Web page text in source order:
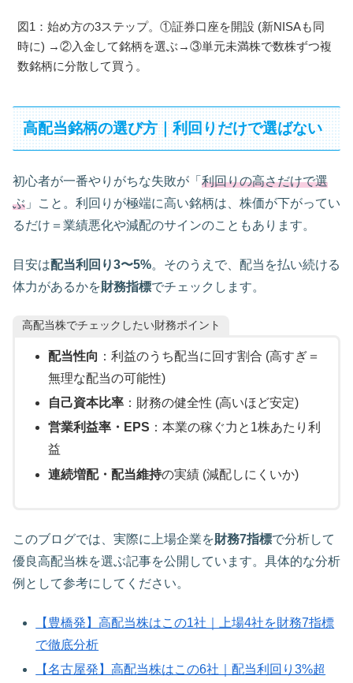
図1：始め方の3ステップ。①証券口座を開設 (新NISAも同
時に) →②入金して銘柄を選ぶ→③単元未満株で数株ずつ複
数銘柄に分散して買う。
高配当銘柄の選び方｜利回りだけで選ばない
初心者が一番やりがちな失敗が「 利回りの高さだけで選
ぶ 」こと。利回りが極端に高い銘柄は、株価が下がってい
るだけ＝業績悪化や減配のサインのこともあります。
目安は配当利回り3〜5%。そのうえで、配当を払い続ける
体力があるかを財務指標でチェックします。
高配当株でチェックしたい財務ポイント
配当性向 ：利益のうち配当に回す割合 (高すぎ＝
無理な配当の可能性)
自己資本比率：財務の健全性 (高いほど安定)
営業利益率・EPS ：本業の稼ぐ力と1株あたり利
益
連続増配・配当維持の実績 (減配しにくいか)
このブログでは、実際に上場企業を財務7指標で分析して
優良高配当株を選ぶ記事を公開しています。具体的な分析
例として参考にしてください。
【豊橋発】高配当株はこの1社｜上場4社を財務7指標
で徹底分析
【名古屋発】高配当株はこの6社｜配当利回り3%超